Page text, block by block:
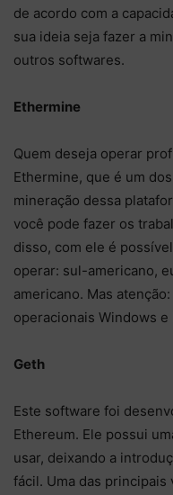
de acordo com a
sua ideia seja fazer a
outros softwares.
Ethermine
Quem deseja operar
Ethermine, que é um
mineração dessa
você pode fazer os
disso, com ele é
operar: sul-americano,
americano. Mas
operacionais Windows e
Geth
Este software foi
Ethereum. Ele possui
usar, deixando a
fácil. Uma das principais